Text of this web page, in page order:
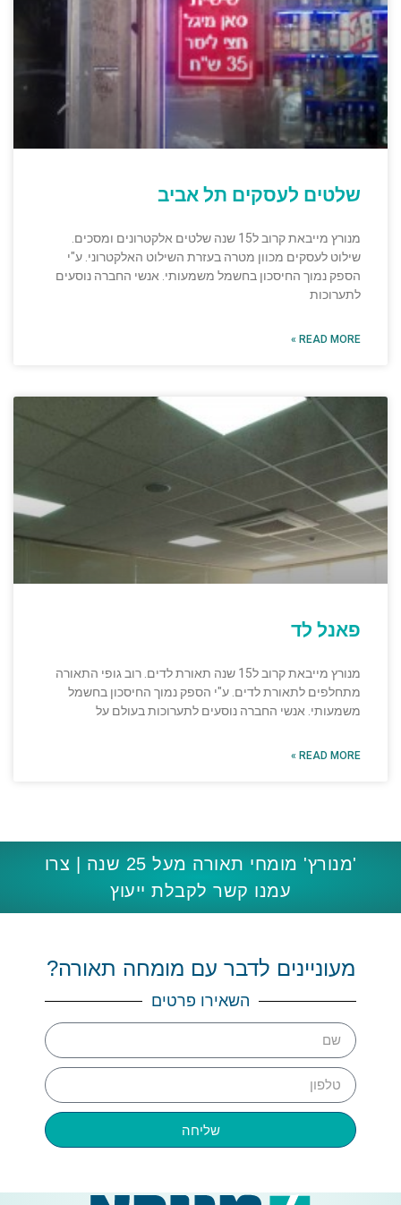
שלטים לעסקים תל אביב
מנורץ מייבאת קרוב ל15 שנה שלטים אלקטרונים ומסכים.
שילוט לעסקים מכוון מטרה בעזרת השילוט האלקטרוני. ע"י
הספק נמוך החיסכון בחשמל משמעותי. אנשי החברה נוסעים
לתערוכות
READ MORE »
פאנל לד
מנורץ מייבאת קרוב ל15 שנה תאורת לדים. רוב גופי התאורה
מתחלפים לתאורת לדים. ע"י הספק נמוך החיסכון בחשמל
משמעותי. אנשי החברה נוסעים לתערוכות בעולם על
READ MORE »
'מנורץ' מומחי תאורה מעל 25 שנה | צרו
עמנו קשר לקבלת ייעוץ
מעוניינים לדבר עם מומחה תאורה?
השאירו פרטים
שליחה